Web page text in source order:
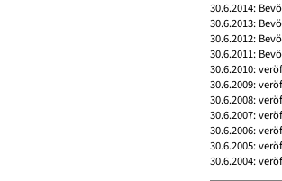
30.6.2014:
30.6.2013:
30.6.2012:
30.6.2011:
30.6.2010:
30.6.2009:
30.6.2008:
30.6.2007:
30.6.2006:
30.6.2005:
30.6.2004: